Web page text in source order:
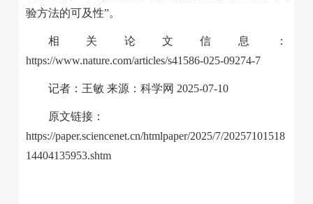
验方法的可及性”。
相关论文信息：
https://www.nature.com/articles/s41586-025-09274-7
记者：王敏 来源：科学网 2025-07-10
原文链接：
https://paper.sciencenet.cn/htmlpaper/2025/7/20257101518
14404135953.shtm